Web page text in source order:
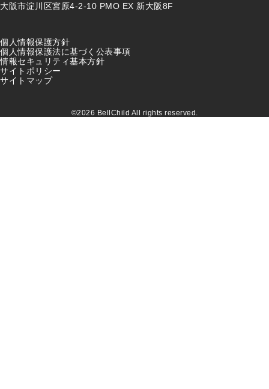
大阪市淀川区宮原4-2-10 PMO EX 新大阪8F
個人情報保護方針
個人情報保護法に基づく公表事項
情報セキュリティ基本方針
サイトポリシー
サイトマップ
©2026 BellChild All rights reserved.